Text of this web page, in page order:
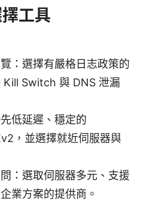
工具
：選擇有嚴格日志政策的
Kill Switch 與 DNS 泄漏
低延遲、穩定的
，並選擇就近伺服器與
：選取伺服器多元、支援
業方案的提供商。